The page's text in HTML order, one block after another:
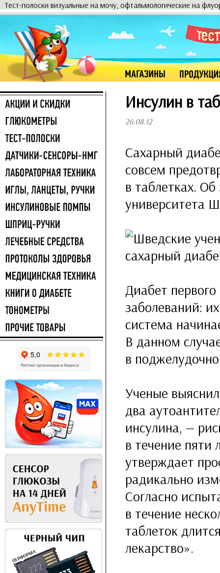
Тест-полоски визуальные на мочу, офтальмологические на
Инсулин в
26.08.12
Сахарный
совсем
в таблетках.
университета
Диабет
заболеваний:
система
В данном
в
Ученые
два
инсулина, —
в течение пяти
утверждает
радикально
Согласно
в течение
таблеток
лекарство».